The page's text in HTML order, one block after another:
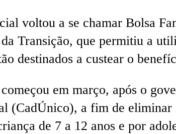
voltou a se chamar Bolsa
Transição, que permitiu a
destinados a custear o
em março, após o
(CadÚnico), a fim de
de 7 a 12 anos e por